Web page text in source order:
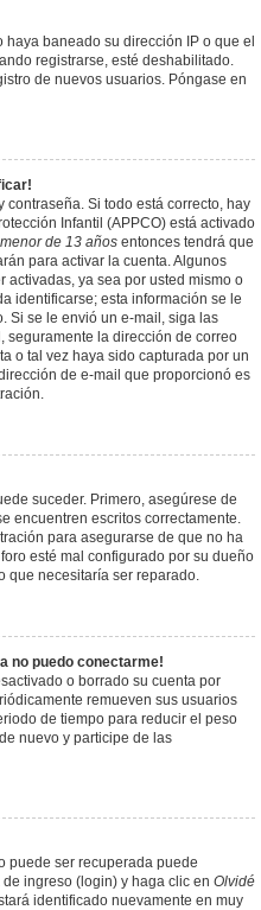
baneado su dirección IP o que el
registrarse, esté deshabilitado.
de nuevos usuarios. Póngase en
contraseña. Si todo está correcto, hay
Infantil (APPCO) está activado
de 13 años entonces tendrá que
para activar la cuenta. Algunos
activadas, ya sea por usted mismo o
identificarse; esta información se le
Si se le envió un e-mail, siga las
seguramente la dirección de correo
o tal vez haya sido capturada por un
de e-mail que proporcionó es
suceder. Primero, asegúrese de
encuentren escritos correctamente.
para asegurarse de que no ha
esté mal configurado por su dueño
que necesitaría ser reparado.
no puedo conectarme!
o borrado su cuenta por
remueven sus usuarios
de tiempo para reducir el peso
nuevo y participe de las
puede ser recuperada puede
ingreso (login) y haga clic en Olvidé
identificado nuevamente en muy